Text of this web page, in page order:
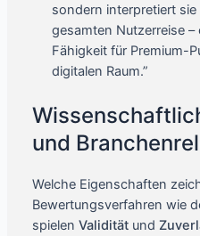
sondern interpretiert
gesamten Nutzerreise –
Fähigkeit für Premium-
digitalen Raum.”
und
Welche Eigenschaften
Bewertungsverfahren wie
spielen Validitätund